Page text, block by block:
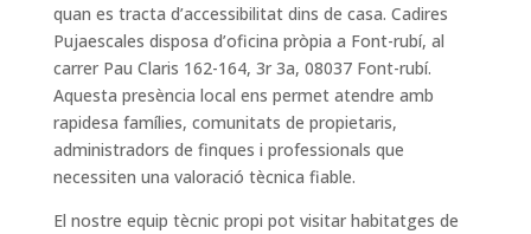
quan es tracta d’accessibilitat dins de casa. Cadires
Pujaescales disposa d’oficina pròpia a Font-rubí, al
carrer Pau Claris 162-164, 3r 3a, 08037 Font-rubí.
Aquesta presència local ens permet atendre amb
rapidesa famílies, comunitats de propietaris,
administradors de finques i professionals que
necessiten una valoració tècnica fiable.
El nostre equip tècnic propi pot visitar habitatges de